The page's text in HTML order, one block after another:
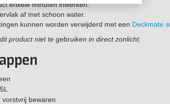
enkele minuten inwerken.
af met schoon water.
kunnen worden verwijderd met een Deckmate
product niet te gebruiken in direct zonlicht.
vorstvrij bewaren